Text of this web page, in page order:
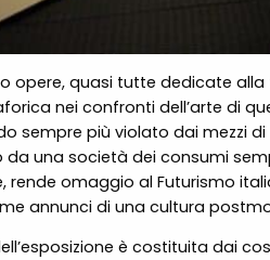
opere, quasi tutte dedicate alla
nei confronti dell’arte di
sempre più violato dai mezzi
una società dei consumi
rende omaggio al Futurismo
annunci di una cultura
è costituita dai